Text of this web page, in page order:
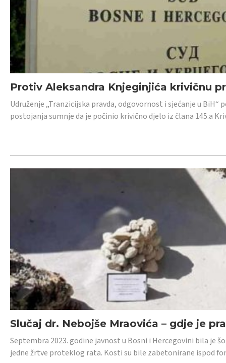
Protiv Aleksandra Knjeginjića krivičnu
Udruženje „Tranzicijska pravda, odgovornost i sjećanje u
postojanja sumnje da je počinio krivično djelo iz člana 145.a
Slučaj dr. Nebojše Mraovića – gdje je
Septembra 2023. godine javnost u Bosni i Hercegovini bila je
jedne žrtve proteklog rata. Kosti su bile zabetonirane ispod